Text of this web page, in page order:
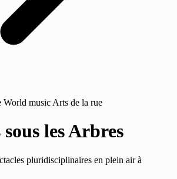
World music Arts de la rue
sous les Arbres
pluridisciplinaires en plein air à